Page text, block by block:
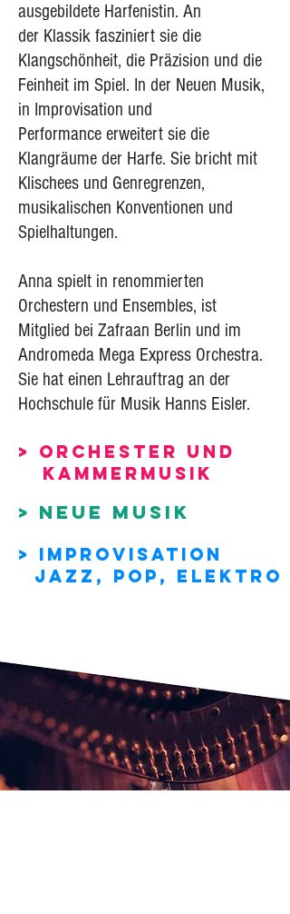
ausgebildete Harfenistin. An
der Klassik fasziniert sie die
Klangschönheit, die Präzision und die
Feinheit im Spiel. In der Neuen Musik,
in Improvisation und
Performance erweitert sie die
Klangräume der Harfe. Sie bricht mit
Klischees und Genregrenzen,
musikalischen Konventionen und
Spielhaltungen.
Anna spielt in renommierten
Orchestern und Ensembles, ist
Mitglied bei Zafraan Berlin und im
Andromeda Mega Express Orchestra.
Sie hat einen Lehrauftrag an der
Hochschule für Musik Hanns Eisler.
> ORCHESTER UND
KAMMERMUSIK
> NEUE MUSIK
> IMPROVISATION
JAZZ, POP, ELEKTRO